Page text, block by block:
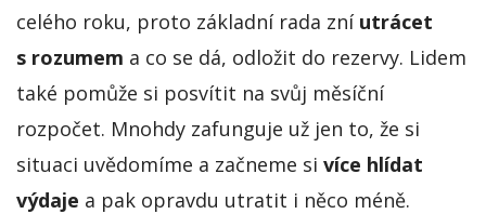
celého roku, proto základní rada zní utrácet
s rozumem a co se dá, odložit do rezervy. Lidem
také pomůže si posvítit na svůj měsíční
rozpočet. Mnohdy zafunguje už jen to, že si
situaci uvědomíme a začneme si více hlídat
výdaje a pak opravdu utratit i něco méně.